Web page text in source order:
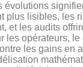
évolutions
plus lisibles, les
et les audits
les opérateurs, le
les gains en